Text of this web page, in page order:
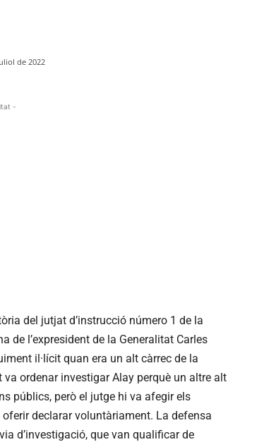
de 2022
-
del jutjat d’instrucció número 1 de la
de l’expresident de la Generalitat Carles
il·lícit quan era un alt càrrec de la
va ordenar investigar Alay perquè un altre alt
públics, però el jutge hi va afegir els
declarar voluntàriament. La defensa
d’investigació, que van qualificar de